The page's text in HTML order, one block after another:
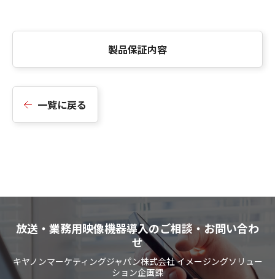
製品保証内容
一覧に戻る
放送・業務用映像機器導入のご相談・お問い合わ
せ
キヤノンマーケティングジャパン株式会社 イメージングソリュー
ション企画課